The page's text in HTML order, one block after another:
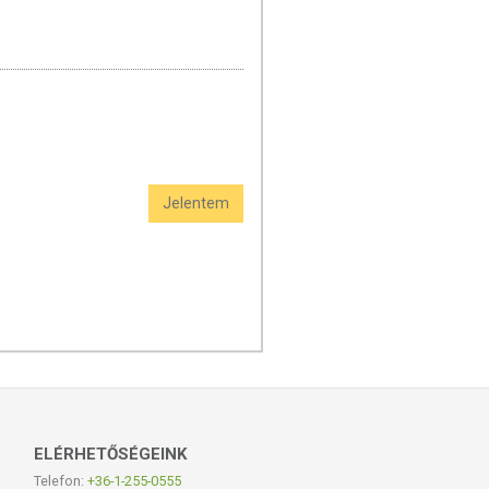
Jelentem
ELÉRHETŐSÉGEINK
Telefon: +36-1-255-0555